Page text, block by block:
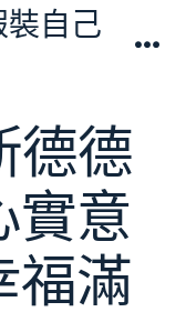
自己
德德
實意
福滿